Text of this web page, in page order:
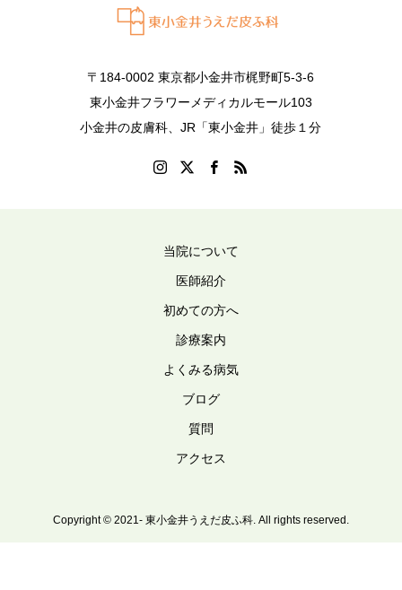
〒184-0002 東京都小金井市梶野町5-3-6
東小金井フラワーメディカルモール103
小金井の皮膚科、JR「東小金井」徒歩１分
当院について
医師紹介
初めての方へ
診療案内
よくみる病気
ブログ
質問
アクセス
Copyright © 2021- 東小金井うえだ皮ふ科. All rights reserved.